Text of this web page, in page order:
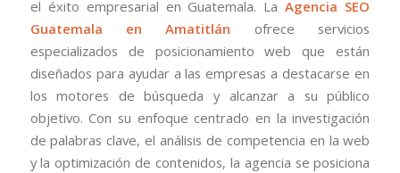
el éxito empresarial en Guatemala. LaAgencia SEO
Guatemala en Amatitlán ofrece servicios
especializados de posicionamiento web que están
diseñados para ayudar a las empresas a destacarse en
los motores de búsqueda y alcanzar a su público
objetivo. Con su enfoque centrado en la investigación
de palabras clave, el análisis de competencia en la web
y la optimización de contenidos, la agencia se posiciona